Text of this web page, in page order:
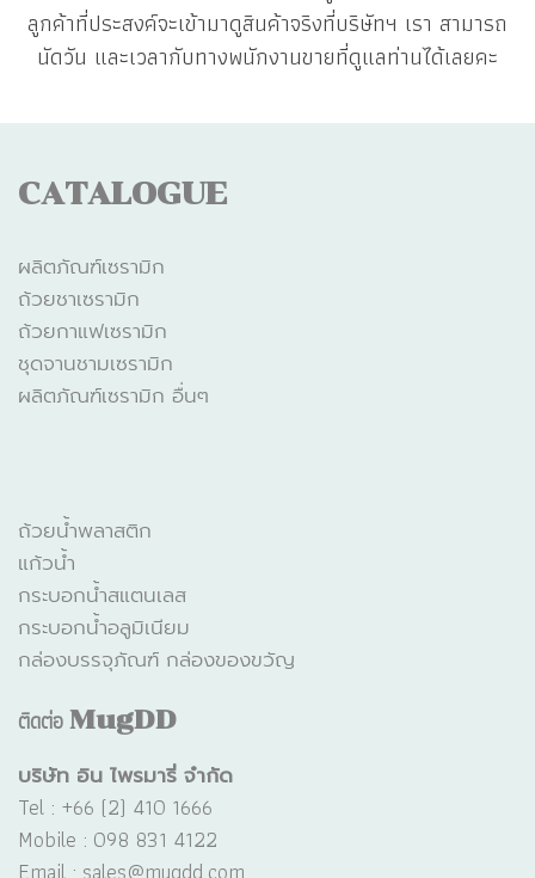
ลูกค้าที่ประสงค์จะเข้ามาดูสินค้าจริงที่บริษัทฯ เรา สามารถ
นัดวัน และเวลากับทางพนักงานขายที่ดูแลท่านได้เลยคะ
CATALOGUE
ผลิตภัณฑ์เซรามิก
ถ้วยชาเซรามิก
ถ้วยกาแฟเซรามิก
ชุดจานชามเซรามิก
ผลิตภัณฑ์เซรามิก อื่นๆ
ถ้วยน้ำพลาสติก
แก้วน้ำ
กระบอกน้ำสแตนเลส
กระบอกน้ำอลูมิเนียม
กล่องบรรจุภัณฑ์ กล่องของขวัญ
ติดต่อMugDD
บริษัท อิน ไพรมารี่ จำกัด
Tel : +66 (2) 410 1666
Mobile : 098 831 4122